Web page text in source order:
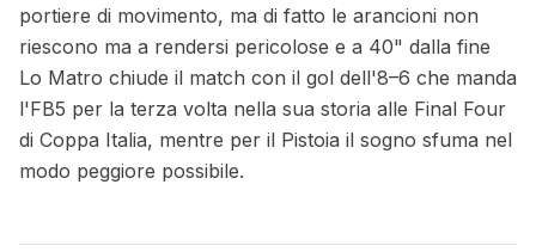
portiere di movimento, ma di fatto le arancioni non
riescono ma a rendersi pericolose e a 40" dalla fine
Lo Matro chiude il match con il gol dell'8–6 che manda
l'FB5 per la terza volta nella sua storia alle Final Four
di Coppa Italia, mentre per il Pistoia il sogno sfuma nel
modo peggiore possibile.